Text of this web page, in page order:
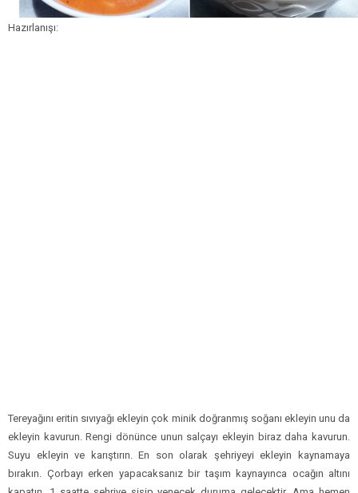
Hazırlanışı:
Tereyağını eritin sıvıyağı ekleyin çok minik doğranmış soğanı ekleyin unu da
ekleyin kavurun. Rengi dönünce unun salçayı ekleyin biraz daha kavurun.
Suyu ekleyin ve karıştırın. En son olarak şehriyeyi ekleyin kaynamaya
bırakın. Çorbayı erken yapacaksanız bir taşım kaynayınca ocağın altını